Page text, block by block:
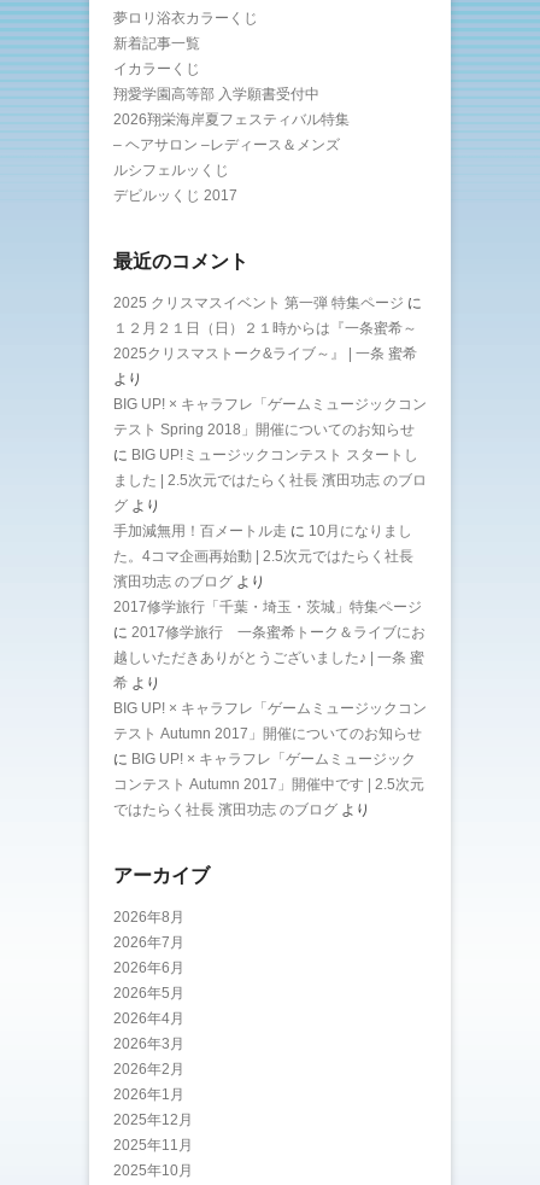
夢ロリ浴衣カラーくじ
新着記事一覧
イカラーくじ
翔愛学園高等部 入学願書受付中
2026翔栄海岸夏フェスティバル特集
– ヘアサロン –レディース＆メンズ
ルシフェルッくじ
デビルッくじ 2017
最近のコメント
2025 クリスマスイベント 第一弾 特集ページ に
１２月２１日（日）２１時からは『一条蜜希～
2025クリスマストーク&ライブ～』 | 一条 蜜希
より
BIG UP! × キャラフレ「ゲームミュージックコン
テスト Spring 2018」開催についてのお知らせ
に BIG UP!ミュージックコンテスト スタートし
ました | 2.5次元ではたらく社長 濱田功志 のブロ
グ より
手加減無用！百メートル走 に 10月になりまし
た。4コマ企画再始動 | 2.5次元ではたらく社長
濱田功志 のブログ より
2017修学旅行「千葉・埼玉・茨城」特集ページ
に 2017修学旅行 一条蜜希トーク＆ライブにお
越しいただきありがとうございました♪ | 一条 蜜
希 より
BIG UP! × キャラフレ「ゲームミュージックコン
テスト Autumn 2017」開催についてのお知らせ
に BIG UP! × キャラフレ「ゲームミュージック
コンテスト Autumn 2017」開催中です | 2.5次元
ではたらく社長 濱田功志 のブログ より
アーカイブ
2026年8月
2026年7月
2026年6月
2026年5月
2026年4月
2026年3月
2026年2月
2026年1月
2025年12月
2025年11月
2025年10月